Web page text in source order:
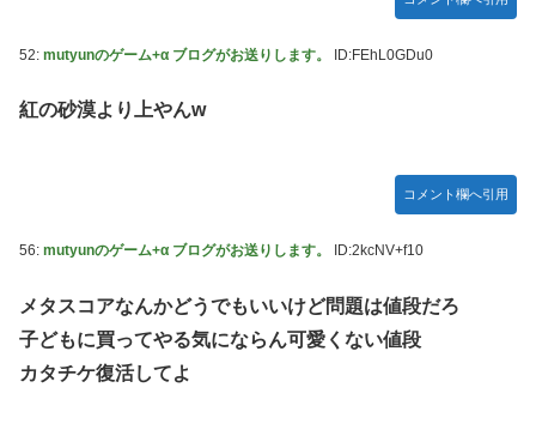
52: mutyunのゲーム+α ブログがお送りします。 ID:FEhL0GDu0
紅の砂漠より上やんw
コメント欄へ引用
56: mutyunのゲーム+α ブログがお送りします。 ID:2kcNV+f10
メタスコアなんかどうでもいいけど問題は値段だろ
子どもに買ってやる気にならん可愛くない値段
カタチケ復活してよ